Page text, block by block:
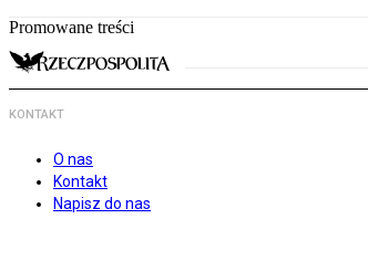
Promowane treści
KONTAKT
O nas
Kontakt
Napisz do nas